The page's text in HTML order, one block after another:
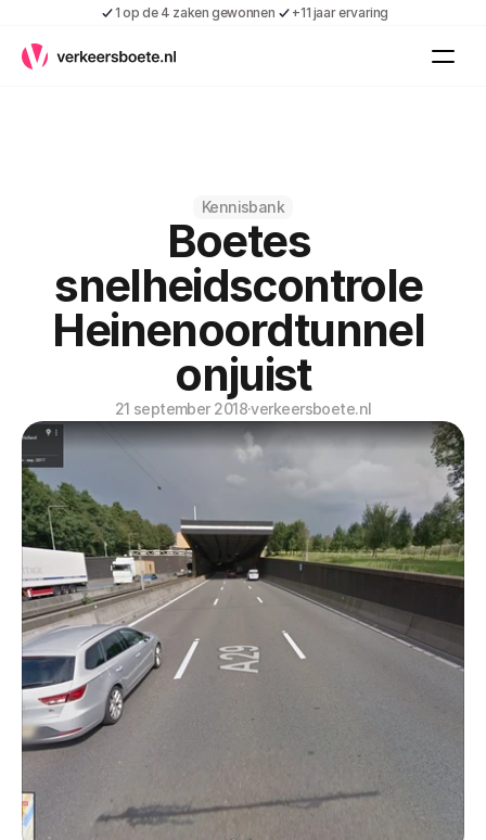
1 op de 4 zaken gewonnen +11 jaar ervaring
Kennis
Contact
Shop
Over ons
Inloggen
Kennisbank
Boetes
snelheidscontrole
Heinenoordtunnel
onjuist
21 september 2018·verkeersboete.nl